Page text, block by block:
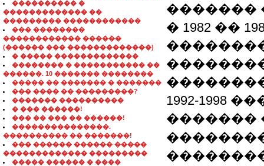
���������� �
������������� ��
��������� ������������
��� ��������
������������ ������
(������ ��� �������������)
� ����� �������������
�������� � ����������� ��
������. 10 ������� ��������
����� �� ������� � �������
��� ���� �� ���������?
������� ����������
� ��� ������!
��� �� ��� �� ������!
���������������.
���������� �� �������!
��� ������ ������ �����
������������� ���������
����� ������ � ����
�������
� 1982 ��
1992-1998
�������